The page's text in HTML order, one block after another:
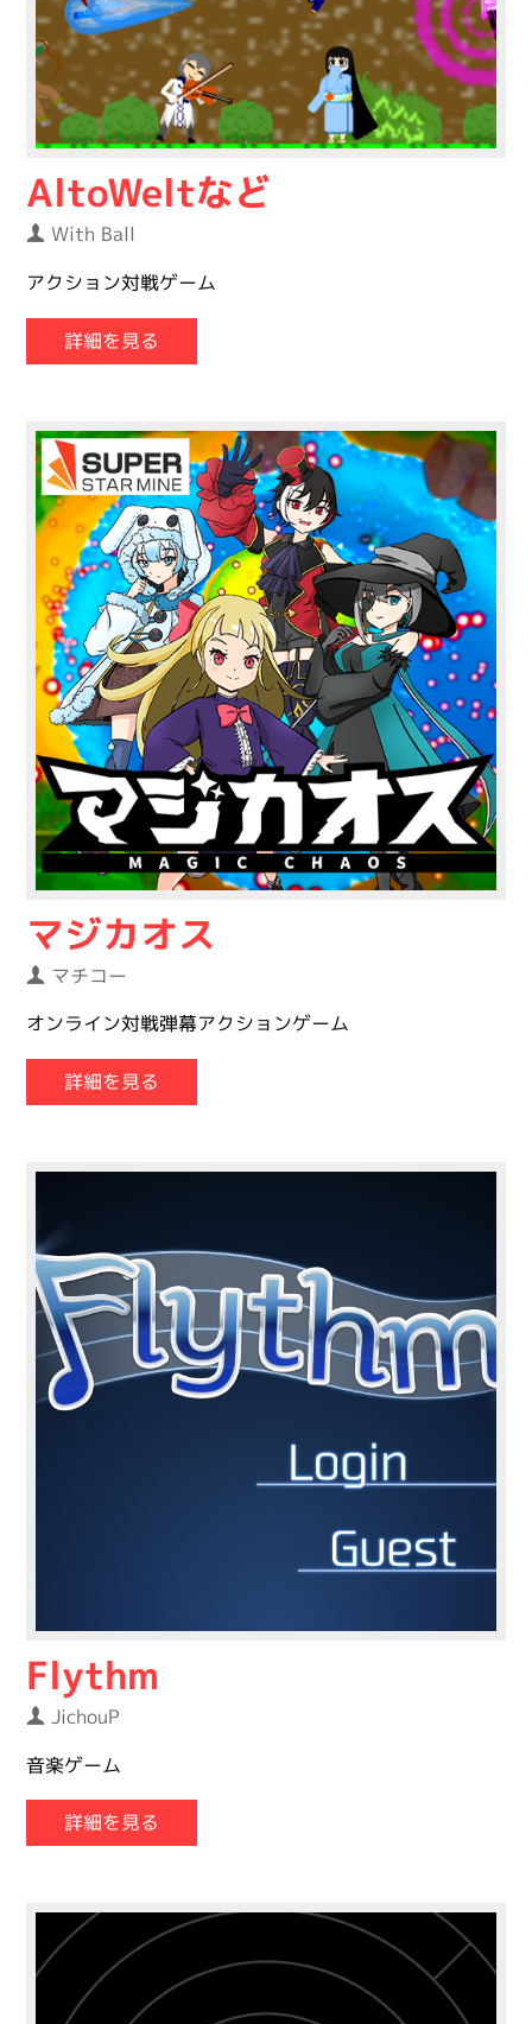
AltoWeltなど
With Ball
アクション対戦ゲーム
詳細を見る
マジカオス
マチコー
オンライン対戦弾幕アクションゲーム
詳細を見る
Flythm
JichouP
音楽ゲーム
詳細を見る